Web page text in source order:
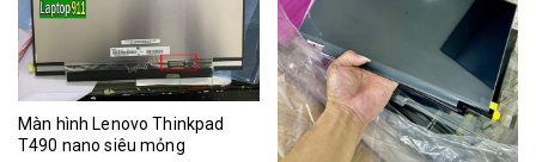
Màn hình Lenovo Thinkpad
T490 nano siêu mỏng